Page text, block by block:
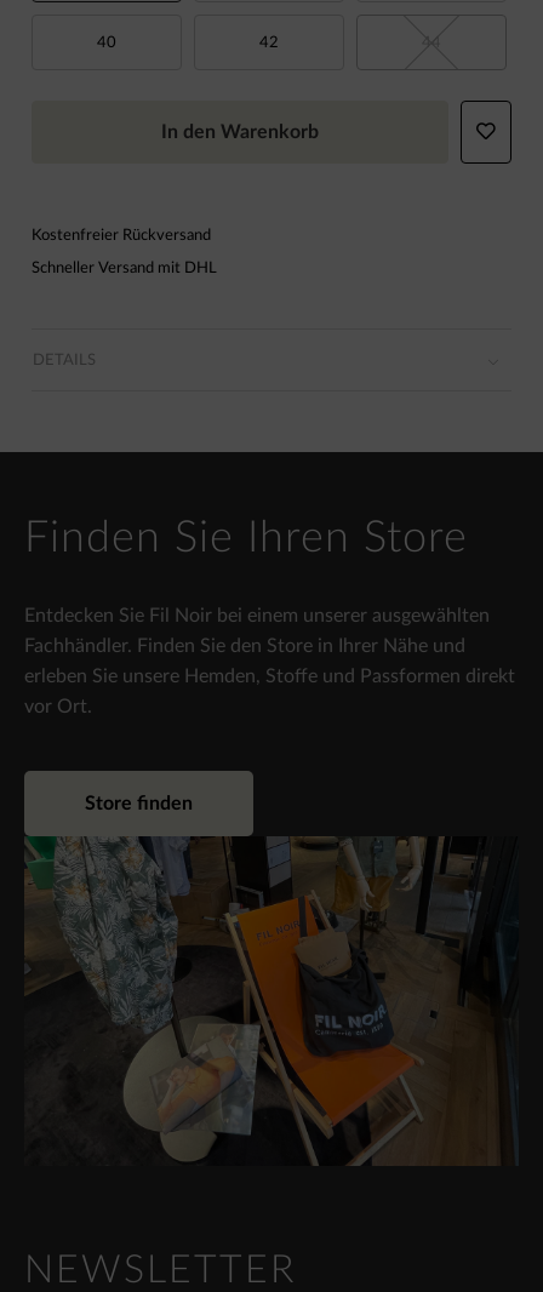
40 42
In den Warenkorb
Kostenfreier Rückversand
Schneller Versand mit DHL
DETAILS
Finden Sie Ihren Store
Entdecken Sie Fil Noir bei einem unserer ausgewählten
Fachhändler. Finden Sie den Store in Ihrer Nähe und
erleben Sie unsere Hemden, Stoffe und Passformen direkt
vor Ort.
Store finden
NEWSLETTER